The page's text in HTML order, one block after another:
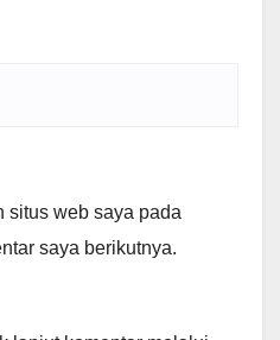
situs web saya pada
saya berikutnya.